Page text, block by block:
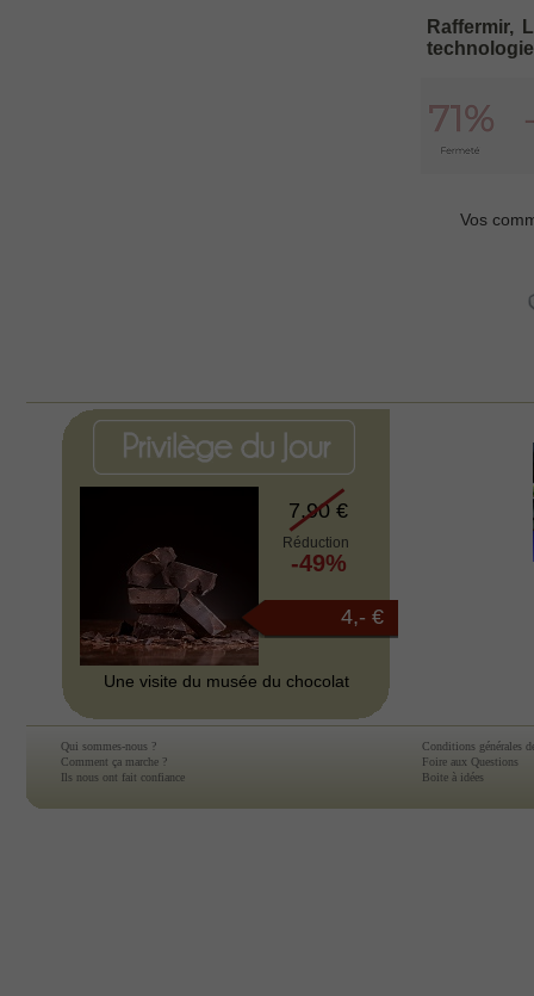
Raffermir,
Vos
Une visite du musée du chocolat
7.90 €
Réduction
-49%
4,- €
Qui sommes-nous ?
Comment ça marche ?
Ils nous ont fait confiance
Conditions générales
Foire aux Questions
Boite à idées